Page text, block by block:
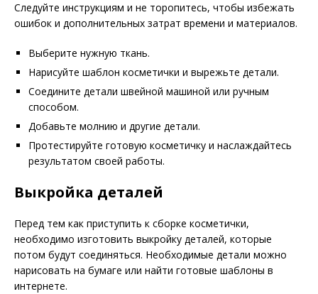
Следуйте инструкциям и не торопитесь, чтобы избежать
ошибок и дополнительных затрат времени и материалов.
Выберите нужную ткань.
Нарисуйте шаблон косметички и вырежьте детали.
Соедините детали швейной машиной или ручным
способом.
Добавьте молнию и другие детали.
Протестируйте готовую косметичку и наслаждайтесь
результатом своей работы.
Выкройка деталей
Перед тем как приступить к сборке косметички,
необходимо изготовить выкройку деталей, которые
потом будут соединяться. Необходимые детали можно
нарисовать на бумаге или найти готовые шаблоны в
интернете.